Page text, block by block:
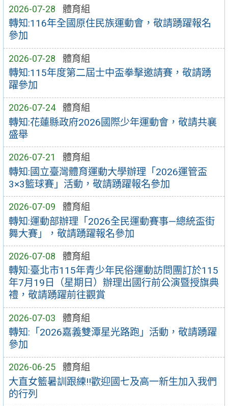
2026-07-28 體育組
轉知:116年全國原住民族運動會，敬請踴躍報名
參加
2026-07-28 體育組
轉知:115年度第二屆士中盃拳擊邀請賽，敬請踴
躍參加
2026-07-24 體育組
轉知:花蓮縣政府2026國際少年運動會，敬請共襄
盛舉
2026-07-21 體育組
轉知:國立臺灣體育運動大學辦理「2026運管盃
3×3籃球賽」活動，敬請踴躍報名參加
2026-07-09 體育組
轉知:運動部辦理「2026全民運動賽事—總統盃街
舞大賽」，敬請踴躍報名參加
2026-07-08 體育組
轉知:臺北市115年青少年民俗運動訪問團訂於115
年7月19日（星期日）辦理出國行前公演暨授旗典
禮，敬請踴躍前往觀賞
2026-07-03 體育組
轉知:「2026嘉義雙潭星光路跑」活動，敬請踴躍
參加
2026-06-25 體育組
大直女籃暑訓跟練!!歡迎國七及高一新生加入我們
的行列